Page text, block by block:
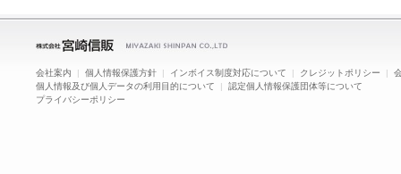
会社案内 | 個人情報保護方針 | インボイス制度対応について | クレジットポリシー |
個人情報及び個人データの利用目的について | 認定個人情報保護団体等について
プライバシーポリシー